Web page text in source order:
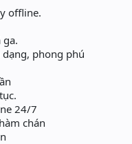
offline.
phong phú
24/7
chán